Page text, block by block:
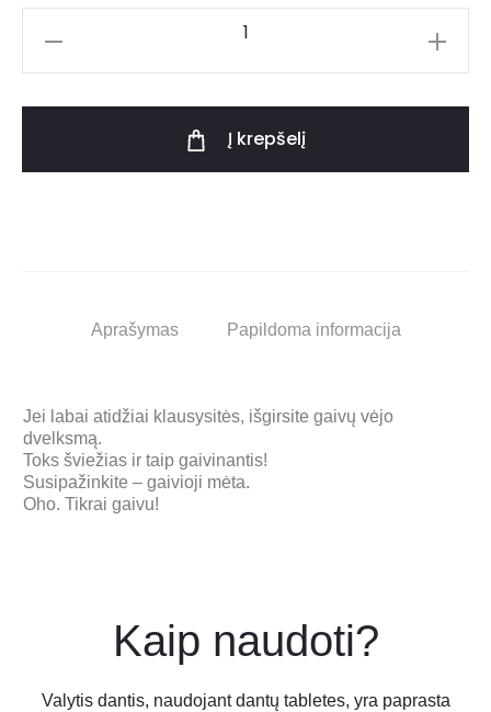
Į krepšelį
Aprašymas Papildoma informacija
Jei labai atidžiai klausysitės, išgirsite gaivų vėjo
dvelksmą.
Toks šviežias ir taip gaivinantis!
Susipažinkite – gaivioji mėta.
Oho. Tikrai gaivu!
Kaip naudoti?
Valytis dantis, naudojant dantų tabletes, yra paprasta